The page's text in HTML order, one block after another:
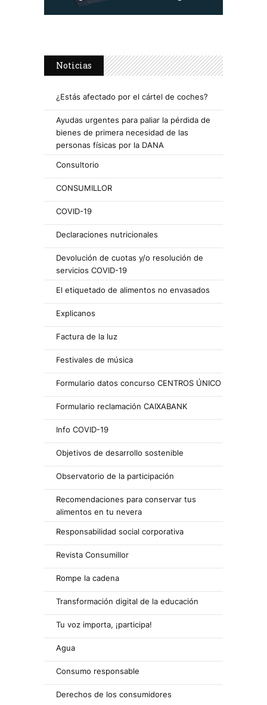
Noticias
¿Estás afectado por el cártel de coches?
Ayudas urgentes para paliar la pérdida de
bienes de primera necesidad de las
personas físicas por la DANA
Consultorio
CONSUMILLOR
COVID-19
Declaraciones nutricionales
Devolución de cuotas y/o resolución de
servicios COVID-19
El etiquetado de alimentos no envasados
Explicanos
Factura de la luz
Festivales de música
Formulario datos concurso CENTROS ÚNICO
Formulario reclamación CAIXABANK
Info COVID-19
Objetivos de desarrollo sostenible
Observatorio de la participación
Recomendaciones para conservar tus
alimentos en tu nevera
Responsabilidad social corporativa
Revista Consumillor
Rompe la cadena
Transformación digital de la educación
Tu voz importa, ¡participa!
Agua
Consumo responsable
Derechos de los consumidores